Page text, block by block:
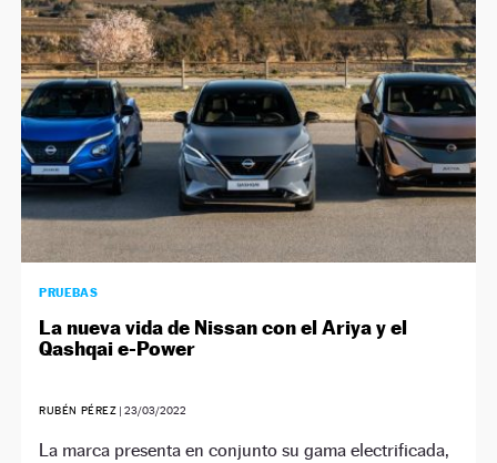
PRUEBAS
La nueva vida de Nissan con el Ariya y el
Qashqai e-Power
RUBÉN PÉREZ |23/03/2022
La marca presenta en conjunto su gama electrificada,